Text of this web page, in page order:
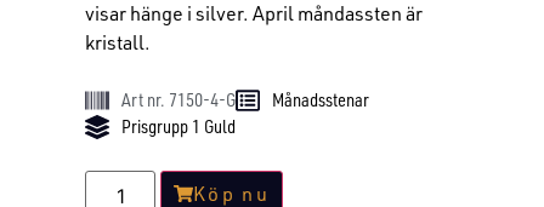
visar hänge i silver. April måndassten är
kristall.
Art nr. 7150-4-G
Månadsstenar
Prisgrupp 1 Guld
Köp nu